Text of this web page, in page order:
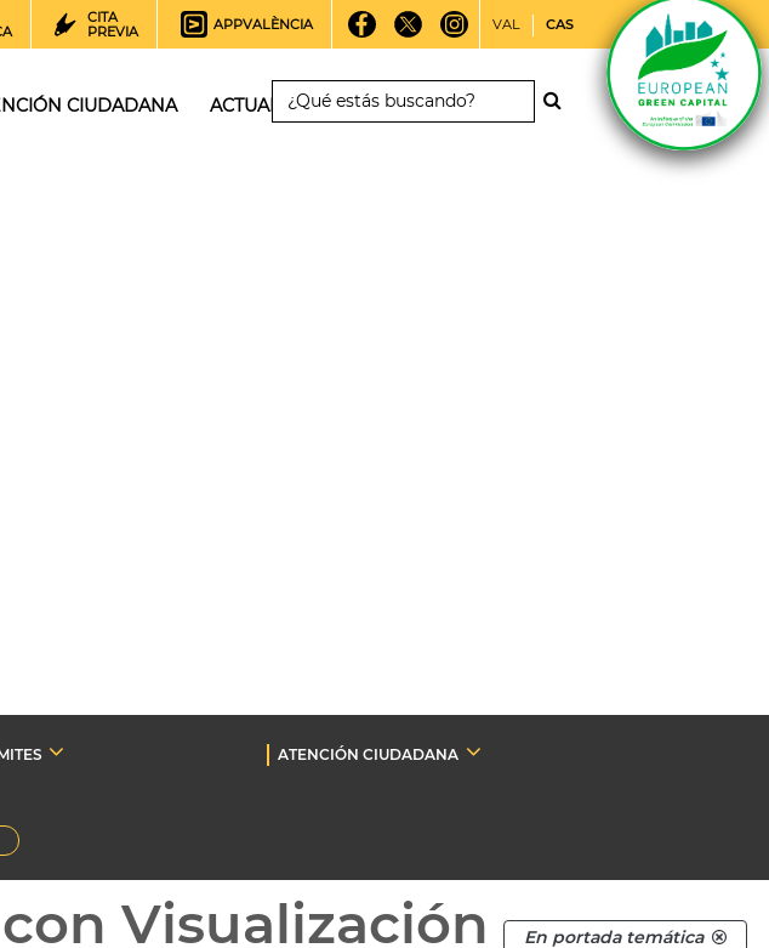
CITA
PREVIA
APPVALÈNCIA VAL CAS
CIUDADANA ACTUALIDAD
ATENCIÓN CIUDADANA
Visualización En portada temática